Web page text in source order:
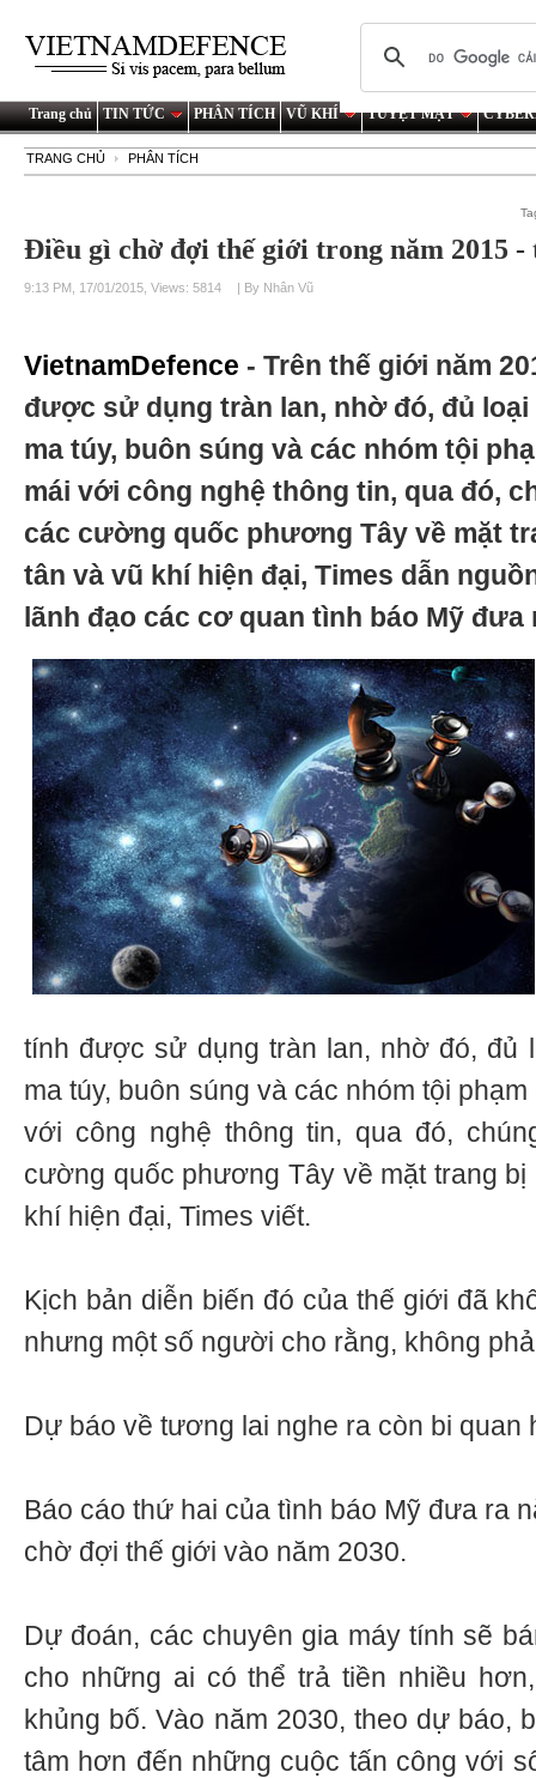
Trang chủ TIN TỨC PHÂN TÍCH VŨ KHÍ TUYỆT MẬT
TRANG CHỦ PHÂN TÍCH
Điều gì chờ đợi thế giới trong năm 2015
9:13 PM, 17/01/2015, Views: 5814 | By Nhân Vũ
VietnamDefence - Trên thế giới năm
được sử dụng tràn lan, nhờ đó, đủ
ma túy, buôn súng và các nhóm tội
mái với công nghệ thông tin, qua đó,
các cường quốc phương Tây về mặt
tân và vũ khí hiện đại, Times dẫn
lãnh đạo các cơ quan tình báo Mỹ đưa
tính được sử dụng tràn lan, nhờ đó, đủ
ma túy, buôn súng và các nhóm tội
với công nghệ thông tin, qua đó,
cường quốc phương Tây về mặt trang
khí hiện đại, Times viết.
Kịch bản diễn biến đó của thế giới đã
nhưng một số người cho rằng, không
Dự báo về tương lai nghe ra còn bi quan
Báo cáo thứ hai của tình báo Mỹ đưa ra
chờ đợi thế giới vào năm 2030.
Dự đoán, các chuyên gia máy tính sẽ
cho những ai có thể trả tiền nhiều
khủng bố. Vào năm 2030, theo dự báo,
tâm hơn đến những cuộc tấn công với